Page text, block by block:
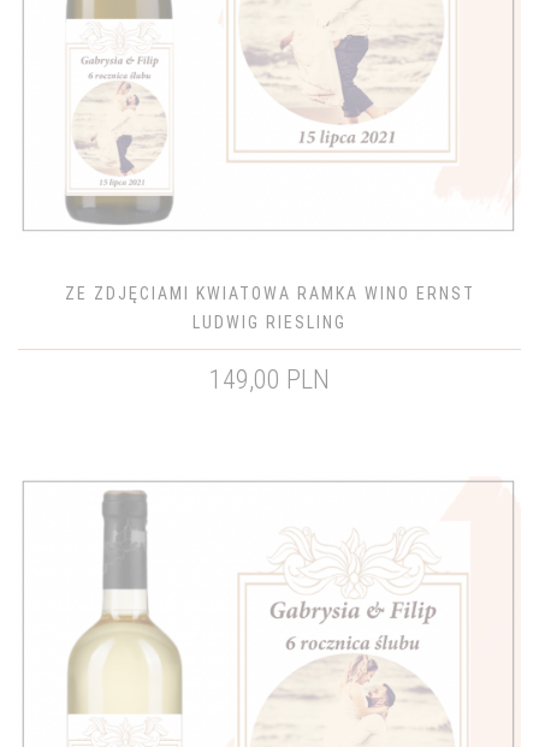
ZE ZDJĘCIAMI KWIATOWA RAMKA WINO ERNST
LUDWIG RIESLING
149,00 PLN